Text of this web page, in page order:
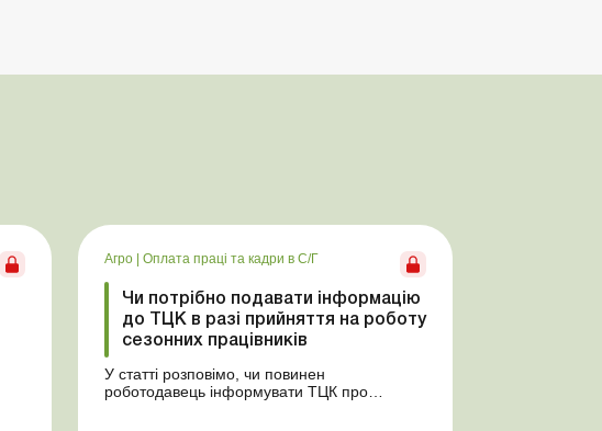
Агро Оплата праці та кадри в С/Г
Чи потрібно подавати інформацію
до ТЦК в разі прийняття на роботу
сезонних працівників
У статті розповімо, чи повинен
роботодавець інформувати ТЦК про